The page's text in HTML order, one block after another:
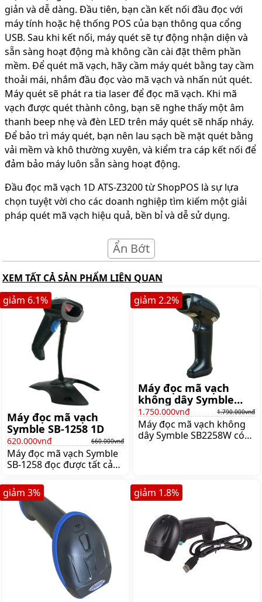
giản và dễ dàng. Đầu tiên, bạn cần kết nối đầu đọc với
máy tính hoặc hệ thống POS của bạn thông qua cổng
USB. Sau khi kết nối, máy quét sẽ tự động nhận diện và
sẵn sàng hoạt động mà không cần cài đặt thêm phần
mềm. Để quét mã vạch, hãy cầm máy quét bằng tay cầm
thoải mái, nhắm đầu đọc vào mã vạch và nhấn nút quét.
Máy quét sẽ phát ra tia laser để đọc mã vạch. Khi mã
vạch được quét thành công, bạn sẽ nghe thấy một âm
thanh beep nhẹ và đèn LED trên máy quét sẽ nhấp nháy.
Để bảo trì máy quét, bạn nên lau sạch bề mặt quét bằng
vải mềm và khô thường xuyên, và kiểm tra cáp kết nối để
đảm bảo máy luôn sẵn sàng hoạt động.
Đầu đọc mã vạch 1D ATS-Z3200 từ ShopPOS là sự lựa
chọn tuyệt vời cho các doanh nghiệp tìm kiếm một giải
pháp quét mã vạch hiệu quả, bền bỉ và dễ sử dụng.
Ẩn Bớt
XEM TẤT CẢ SẢN PHẨM LIÊN QUAN
Máy đọc mã vạch
Symble SB-1258 1D
620.000vnđ 660.000vnđ
Máy đọc mã vạch Symble
SB-1258 đọc được tất cả
xác cao, tốc độ quét 300
dòng/giây nên phù hợp
cho hệ thống bán lẻ,
Giá:660.000 đ
giảm 6.1%
Máy đọc mã vạch
không dây Symble
SB2258W
1.750.000vnđ 1.790.000vnđ
Máy đọc mã vạch không
dây Symble SB2258W có
mã vạch thông minh,
Giá:1.790.000 đ
giảm 2.2%
giảm 3% giảm 1.8%